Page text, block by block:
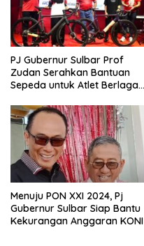
PJ Gubernur Sulbar Prof
Zudan Serahkan Bantuan
Sepeda untuk Atlet Berlaga
Menuju PON XXI 2024, Pj
Gubernur Sulbar Siap Bantu
Kekurangan Anggaran KONI